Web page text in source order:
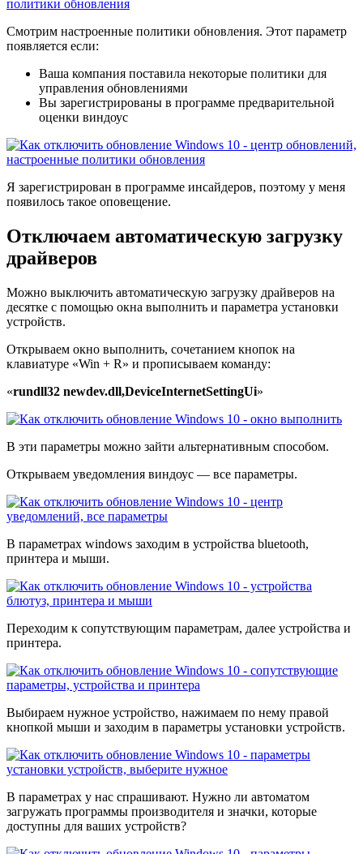
Смотрим настроенные политики обновления. Этот параметр
появляется если:
Ваша компания поставила некоторые политики для
управления обновлениями
Вы зарегистрированы в программе предварительной
оценки виндоус
Я зарегистрирован в программе инсайдеров, поэтому у меня
появилось такое оповещение.
Отключаем автоматическую загрузку
драйверов
Можно выключить автоматическую загрузку драйверов на
десятке с помощью окна выполнить и параметра установки
устройств.
Открываем окно выполнить, сочетанием кнопок на
клавиатуре «Win + R» и прописываем команду:
«rundll32 newdev.dll,DeviceInternetSettingUi»
В эти параметры можно зайти альтернативным способом.
Открываем уведомления виндоус — все параметры.
В параметрах windows заходим в устройства bluetooth,
принтера и мыши.
Переходим к сопутствующим параметрам, далее устройства и
принтера.
Выбираем нужное устройство, нажимаем по нему правой
кнопкой мыши и заходим в параметры установки устройств.
В параметрах у нас спрашивают. Нужно ли автоматом
загружать программы производителя и значки, которые
доступны для ваших устройств?